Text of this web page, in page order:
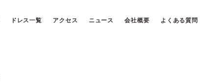
ドレス一覧 アクセス ニュース 会社概要 よくある質問